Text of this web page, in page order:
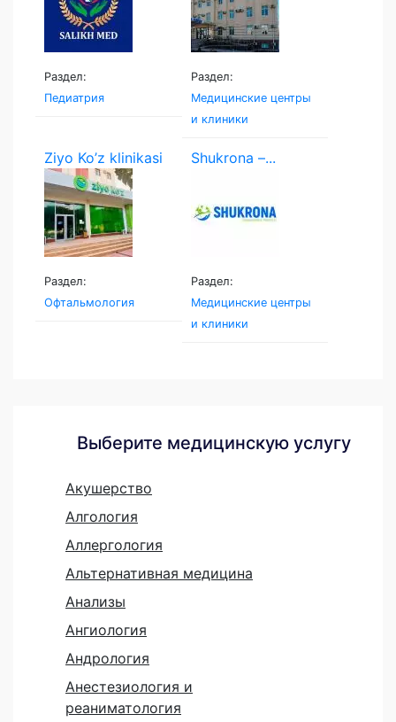
Раздел:
Педиатрия
Раздел:
Медицинские центры
и клиники
Ziyo Ko’z klinikasi
Раздел:
Офтальмология
Shukrona –...
Раздел:
Медицинские центры
и клиники
Выберите медицинскую услугу
Акушерство
Алгология
Аллергология
Альтернативная медицина
Анализы
Ангиология
Андрология
Анестезиология и
реаниматология